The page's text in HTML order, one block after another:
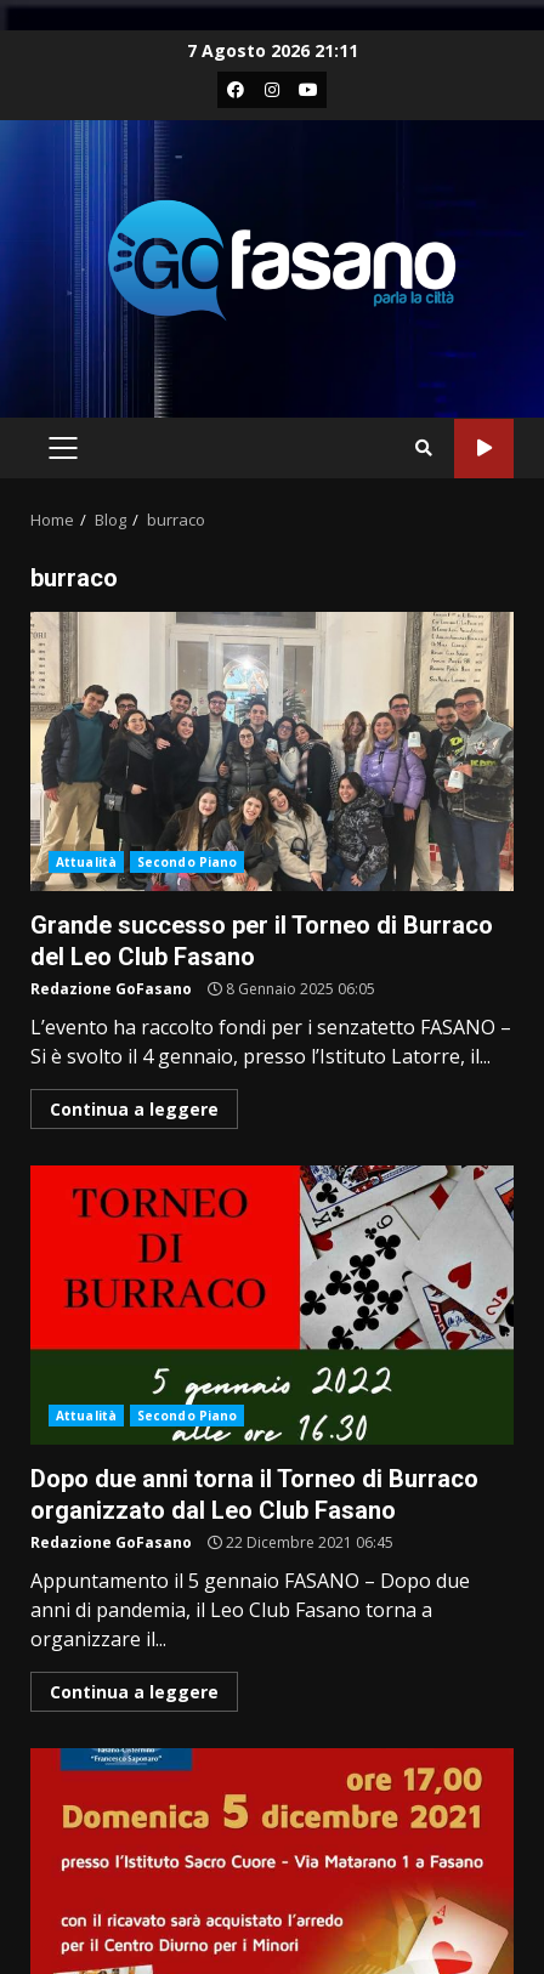
7 Agosto 2026 21:11
Facebook
Instagram
Youtube
PRIMARY
Home Blog burraco
burraco
Attualità Secondo Piano
Grande successo per il Torneo di Burraco
del Leo Club Fasano
Redazione GoFasano 8 Gennaio 2025 06:05
L’evento ha raccolto fondi per i senzatetto FASANO –
Si è svolto il 4 gennaio, presso l’Istituto Latorre, il...
Continua a leggere
Attualità Secondo Piano
Dopo due anni torna il Torneo di Burraco
organizzato dal Leo Club Fasano
Redazione GoFasano 22 Dicembre 2021 06:45
Appuntamento il 5 gennaio FASANO – Dopo due
anni di pandemia, il Leo Club Fasano torna a
organizzare il...
Continua a leggere